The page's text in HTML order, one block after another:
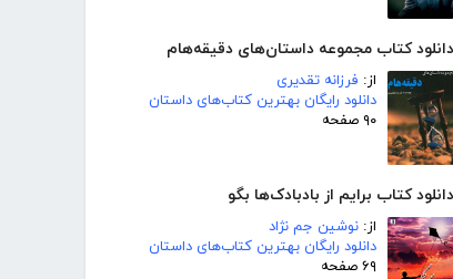
دانلود کتاب مجموعه داستان‌های دقیقه‌هام
از: فرزانه تقدیری
دانلود رایگان بهترین کتاب‌های داستان
۹۰ صفحه
دانلود کتاب برایم از بادبادک‌ها بگو
از: نوشین جم نژاد
دانلود رایگان بهترین کتاب‌های داستان
۶۹ صفحه